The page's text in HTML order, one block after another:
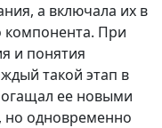
а включала их в
компонента. При
и понятия
такой этап в
ее новыми
но одновременно